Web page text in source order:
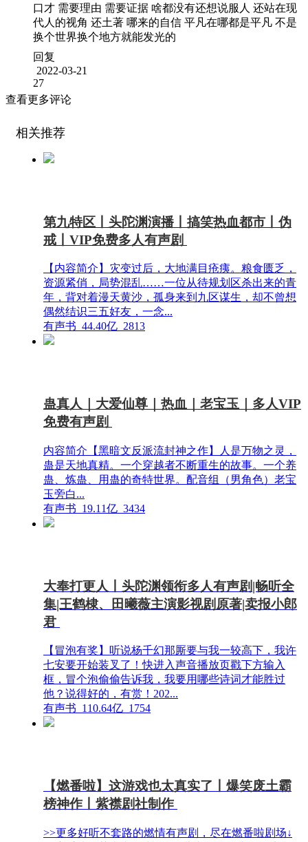
口才 需要理由 需要证据 啥都没有还想说服人 还站在现
代人的视角 还土著 哪来的自信 平凡在哪都是平凡 不是
换个世界换个地方就能发光的
回复
2022-03-21
27
查看更多评论
相关推荐
第九特区丨头陀渊演播丨搞笑热血都市丨伪
戒丨VIP免费多人有声剧
【内容简介】灾变过后，大地满目疮痍。粮食匮乏，
资源紧俏，局势混乱……一位从待规划区杀出来的青
年，背对着漫天黄沙，孤身来到九区谋生，却不曾想
偶然结识三五好友，一念...
有声书 44.40亿 2813
蛊真人｜大爱仙尊｜热血｜老宝玉｜多人VIP
免费有声剧
内容简介【黑暗文反派流封神之作】人是万物之灵，
蛊是天地真精。一个穿越者不断重生的故事。一个养
蛊、炼蛊、用蛊的奇特世界。配音组（男角色）老宝
玉旁白...
有声书 19.11亿 3434
大奉打更人丨头陀渊领衔多人有声剧|畅听全
集|王鹤棣、田曦薇主演影视剧原著|卖报小郎
君
【冒泡有奖】听说杨千幻那厮要与我一较高下，我许
七安要开始装叉了！快进入声音播放页戳下方输入
框，冒个泡偷偷告诉我，我要用哪些诗词才能胜过
他？说得好的，有赏！202...
有声书 110.64亿 1754
【燃番啦】这游戏也太真实了丨爆笑废土霸
榜神作丨紫襟剧社制作
>>更多好听不套路的燃情有声剧，尽在燃番啦剧场↓